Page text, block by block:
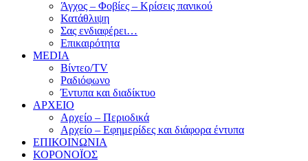
Άγχος – Φοβίες – Κρίσεις πανικού
Κατάθλιψη
Σας ενδιαφέρει…
Επικαιρότητα
MEDIA
Βίντεο/TV
Ραδιόφωνο
Έντυπα και διαδίκτυο
ΑΡΧΕΙΟ
Αρχείο – Περιοδικά
Αρχείο – Εφημερίδες και διάφορα έντυπα
ΕΠΙΚΟΙΝΩΝΙΑ
ΚΟΡΟΝΟΪΟΣ